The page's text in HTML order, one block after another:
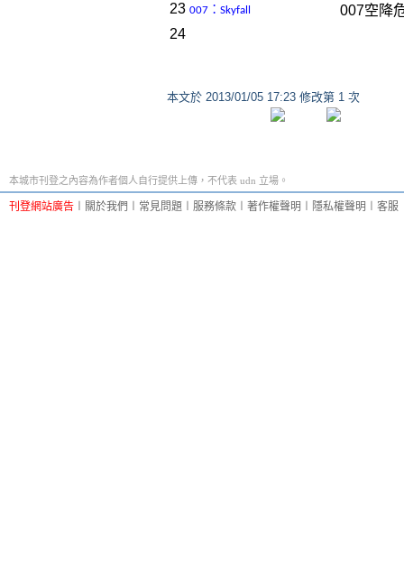
23 007 ： Skyfall
007空降
24
本文於 2013/01/05 17:23 修改第 1 次
本城市刊登之內容為作者個人自行提供上傳，不代表 udn 立場。
刊登網站廣告 關於我們 常見問題 服務條款 著作權聲明 隱私權聲明 客服